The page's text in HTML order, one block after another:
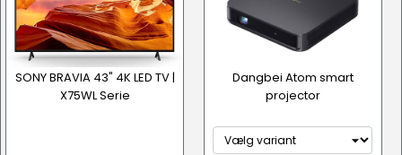
SONY BRAVIA 43" 4K LED TV |
X75WL Serie
Dangbei Atom smart
projector